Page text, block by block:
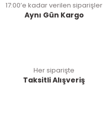
17:00’e kadar verilen siparişler
Aynı Gün Kargo
Her siparişte
Taksitli Alışveriş